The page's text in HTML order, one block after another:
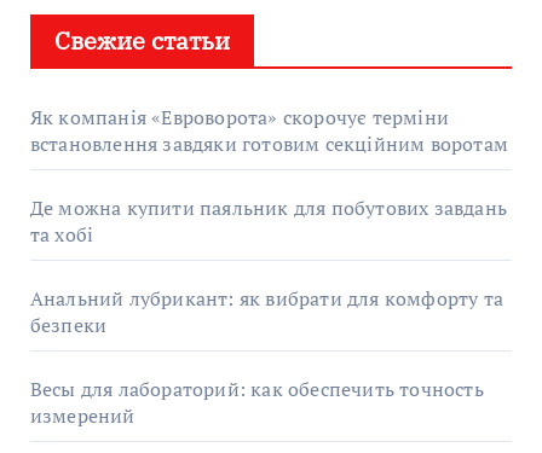
Свежие статьи
Як компанія «Евроворота» скорочує терміни
встановлення завдяки готовим секційним воротам
Де можна купити паяльник для побутових завдань
та хобі
Анальний лубрикант: як вибрати для комфорту та
безпеки
Весы для лабораторий: как обеспечить точность
измерений